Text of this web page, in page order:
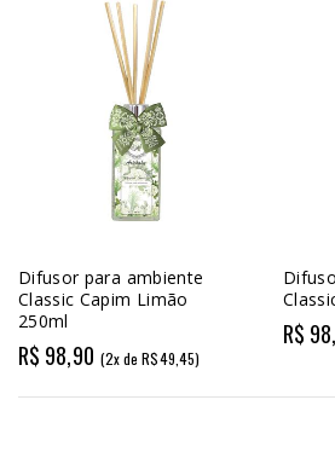
Difusor para ambiente
Classic Capim Limão
250ml
R$ 98,90 (2x de R$49,45)
R$